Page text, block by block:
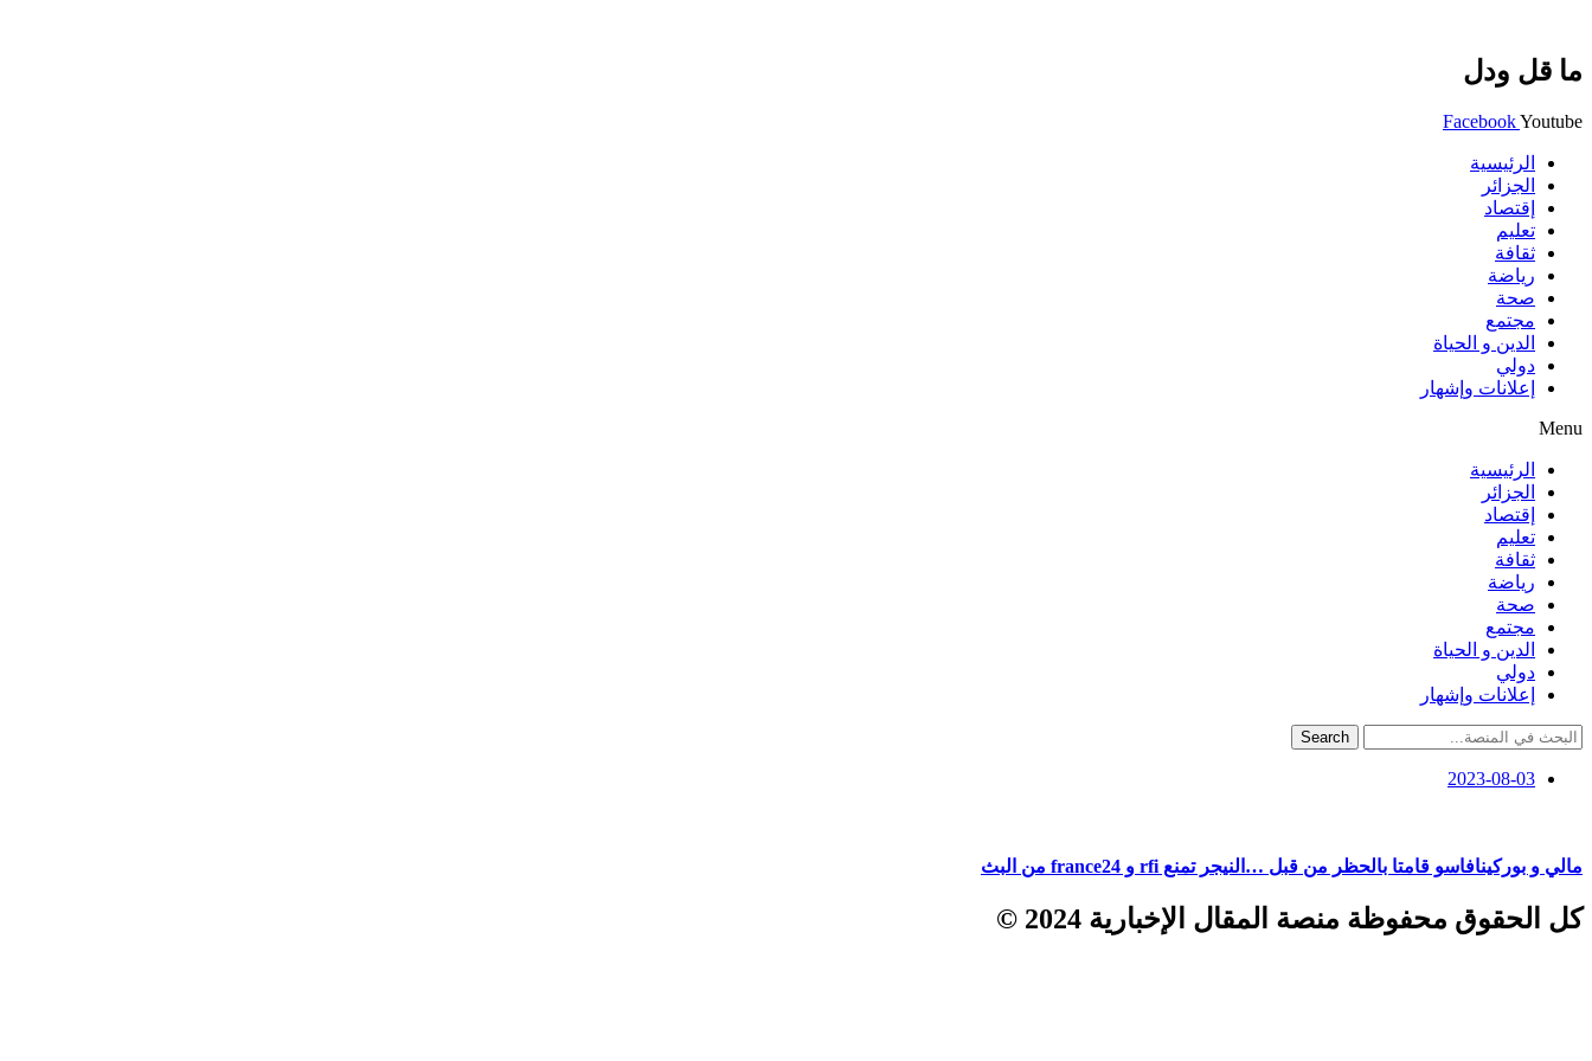
ما قل ودل
FacebookYoutube
الرئيسية
الجزائر
إقتصاد
تعليم
ثقافة
رياضة
صحة
مجتمع
الدين و الحياة
دولي
إعلانات وإشهار
Menu
الرئيسية
الجزائر
إقتصاد
تعليم
ثقافة
رياضة
صحة
مجتمع
الدين و الحياة
دولي
إعلانات وإشهار
Search
2023-08-03
مالي و بوركينافاسو قامتا بالحظر من قبل …النيجر تمنع rfi و france24 من البث
كل الحقوق محفوظة منصة المقال الإخبارية 2024 ©